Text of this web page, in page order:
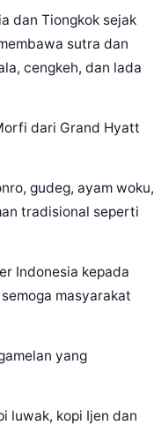
dan Tiongkok sejak
sutra dan
cengkeh, dan lada
dari Grand Hyatt
gudeg, ayam woku,
tradisional seperti
Indonesia kepada
masyarakat
yang
luwak, kopi Ijen dan